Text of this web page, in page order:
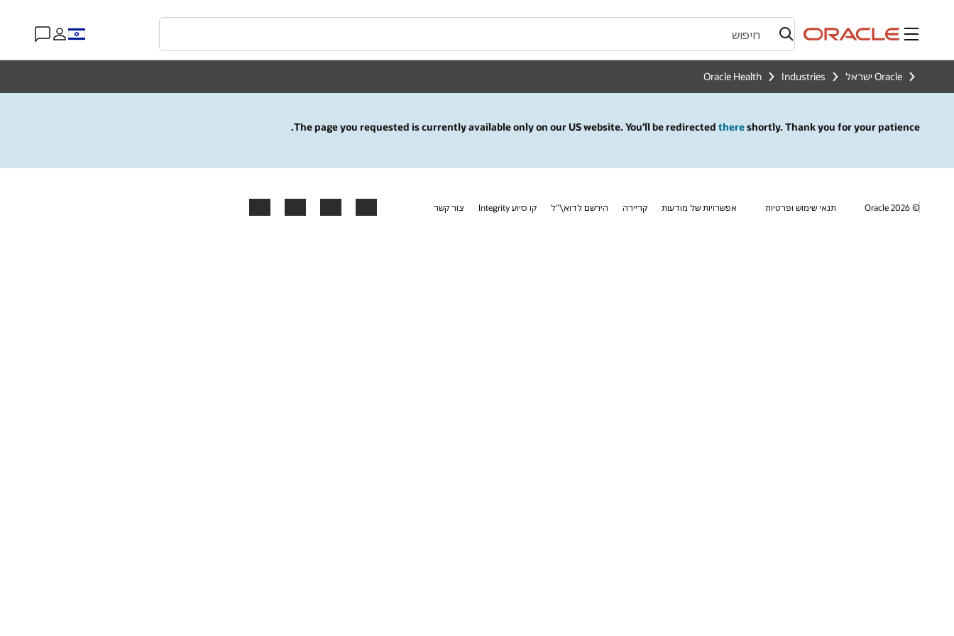
תפריט
Oracle ישראל Industries
Oracle Health
The page you requested is currently available only on our US website. You’ll be redirected thereshortly. Thank you for your patience.
© 2026 Oracle תנאי שימוש ופרטיות אפשרויות של מודעות קריירה הירשם לדוא\"ל קו סיוע Integrity צור קשר Facebook
X
LinkedIn
YouTube